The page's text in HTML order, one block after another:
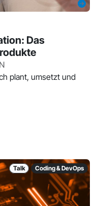
Das
plant, umsetzt und
Talk Coding & DevOps